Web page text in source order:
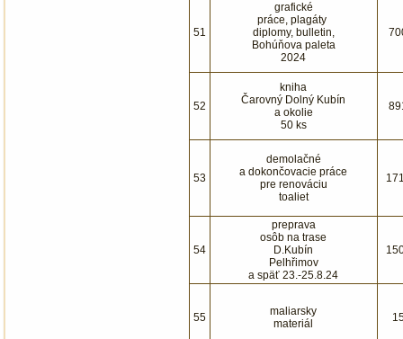
51
grafické
práce, plagáty
diplomy, bulletin,
Bohúňova paleta
2024
52
kniha
Čarovný Dolný Kubín
a okolie
50 ks
53
demolačné
a dokončovacie práce
pre renováciu
toaliet
54
preprava
osôb na trase
D.Kubín
Pelhřimov
a späť 23.-25.8.24
55
maliarsky
materiál